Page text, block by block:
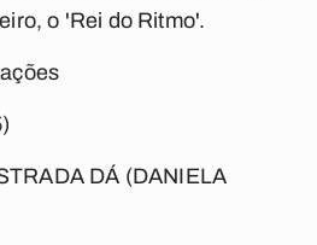
o 'Rei do Ritmo'.
DÁ (DANIELA